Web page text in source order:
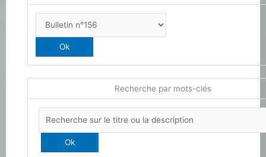
Recherche par mots-clés